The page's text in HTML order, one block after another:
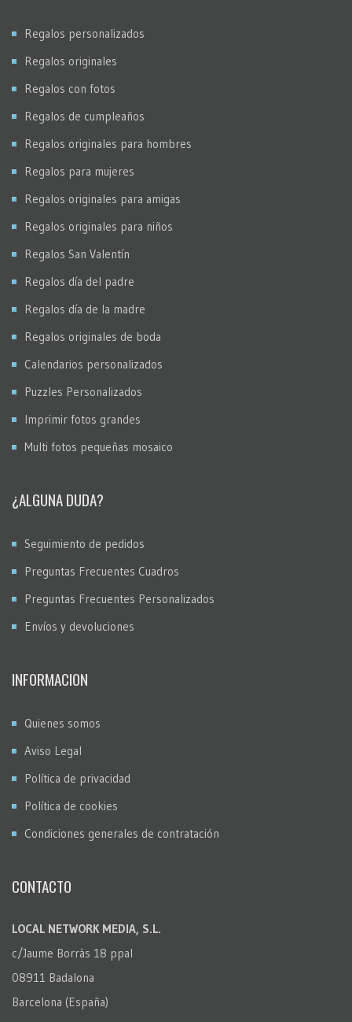
Regalos personalizados
Regalos originales
Regalos con fotos
Regalos de cumpleaños
Regalos originales para hombres
Regalos para mujeres
Regalos originales para amigas
Regalos originales para niños
Regalos San Valentín
Regalos día del padre
Regalos día de la madre
Regalos originales de boda
Calendarios personalizados
Puzzles Personalizados
Imprimir fotos grandes
Multi fotos pequeñas mosaico
¿ALGUNA DUDA?
Seguimiento de pedidos
Preguntas Frecuentes Cuadros
Preguntas Frecuentes Personalizados
Envíos y devoluciones
INFORMACION
Quienes somos
Aviso Legal
Política de privacidad
Política de cookies
Condiciones generales de contratación
CONTACTO
LOCAL NETWORK MEDIA, S.L.
c/Jaume Borràs 18 ppal
08911 Badalona
Barcelona (España)